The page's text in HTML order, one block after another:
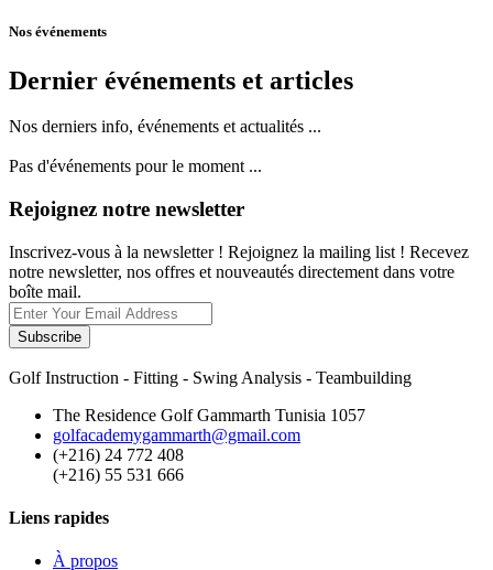
Nos événements
Dernier événements et articles
Nos derniers info, événements et actualités ...
Pas d'événements pour le moment ...
Rejoignez notre newsletter
Inscrivez-vous à la newsletter ! Rejoignez la mailing list ! Recevez
notre newsletter, nos offres et nouveautés directement dans votre
boîte mail.
Subscribe
Golf Instruction - Fitting - Swing Analysis - Teambuilding
The Residence Golf Gammarth Tunisia 1057
golfacademygammarth@gmail.com
(+216) 24 772 408
(+216) 55 531 666
Liens rapides
À propos